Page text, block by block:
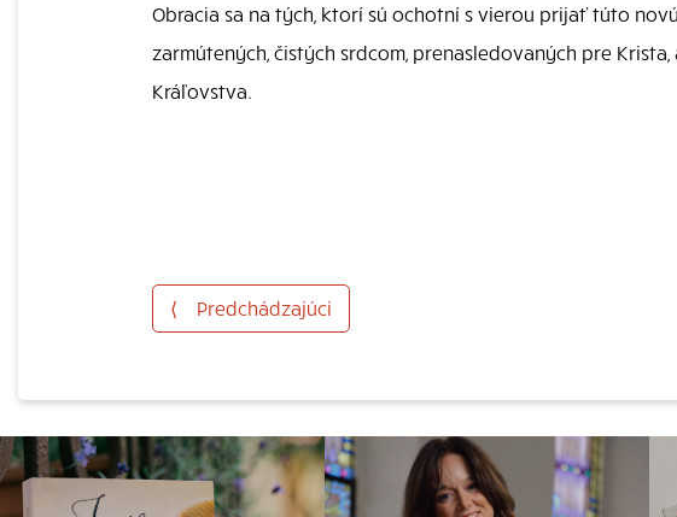
Obracia sa na tých, ktorí sú ochotní s vierou prijať túto
zarmútených, čistých srdcom, prenasledovaných pre
Kráľovstva.
⟨ Predchádzajúci